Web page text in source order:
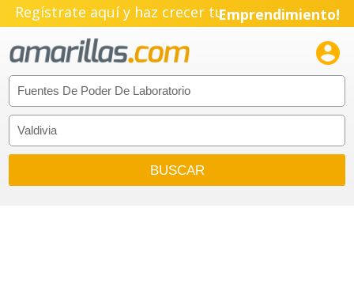
Regístrate aquí y haz crecer tuEmprendimiento!
